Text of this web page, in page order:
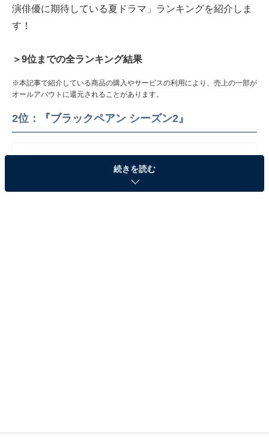
演俳優に期待している夏ドラマ」ランキングを紹介しま
す！
＞9位までの全ランキング結果
※本記事で紹介している商品の購入やサービスの利用により、売上の一部が
オールアバウトに還元されることがあります。
2位：『ブラックペアン シーズン2』
続きを読む